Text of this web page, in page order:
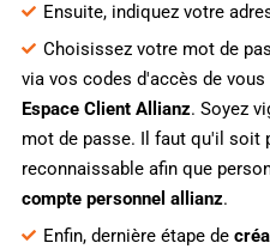
Ensuite, indiquez votre
Choisissez votre mot de
via vos codes d'accès de
Espace Client Allianz. Soyez
mot de passe. Il faut qu'il soit
reconnaissable afin que
compte personnel allianz.
Enfin, dernière étape de